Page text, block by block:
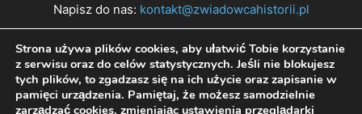
Napisz do nas: kontakt@zwiadowcahistorii.pl
PODĄŻAJ ZA NAMI
Strona używa plików cookies, aby ułatwić Tobie korzystanie
z serwisu oraz do celów statystycznych. Jeśli nie blokujesz
tych plików, to zgadzasz się na ich użycie oraz zapisanie w
pamięci urządzenia. Pamiętaj, że możesz samodzielnie
zarządzać cookies, zmieniając ustawienia przeglądarki